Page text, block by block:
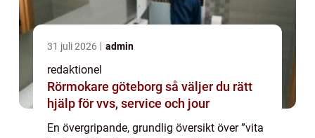
31 juli 2026 admin
redaktionel
Rörmokare göteborg så väljer du rätt
hjälp för vvs, service och jour
En övergripande, grundlig översikt över ”vita